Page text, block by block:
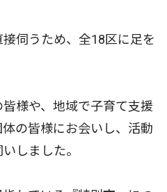
伺うため、全18区に足を
様や、地域で子育て支援
の皆様にお会いし、活動
しました。